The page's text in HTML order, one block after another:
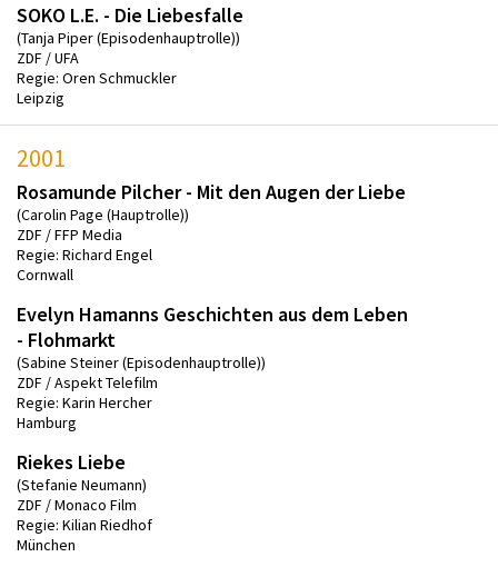
SOKO L.E. - Die Liebesfalle
(Tanja Piper (Episodenhauptrolle))
ZDF / UFA
Regie: Oren Schmuckler
Leipzig
2001
Rosamunde Pilcher - Mit den Augen der Liebe
(Carolin Page (Hauptrolle))
ZDF / FFP Media
Regie: Richard Engel
Cornwall
Evelyn Hamanns Geschichten aus dem Leben
- Flohmarkt
(Sabine Steiner (Episodenhauptrolle))
ZDF / Aspekt Telefilm
Regie: Karin Hercher
Hamburg
Riekes Liebe
(Stefanie Neumann)
ZDF / Monaco Film
Regie: Kilian Riedhof
München